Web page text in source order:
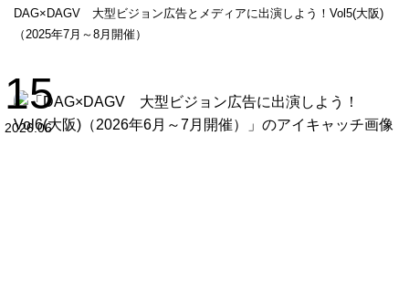
DAG×DAGV 大型ビジョン広告とメディアに出演しよう！Vol5(大阪)
（2025年7月～8月開催）
15
2026.06